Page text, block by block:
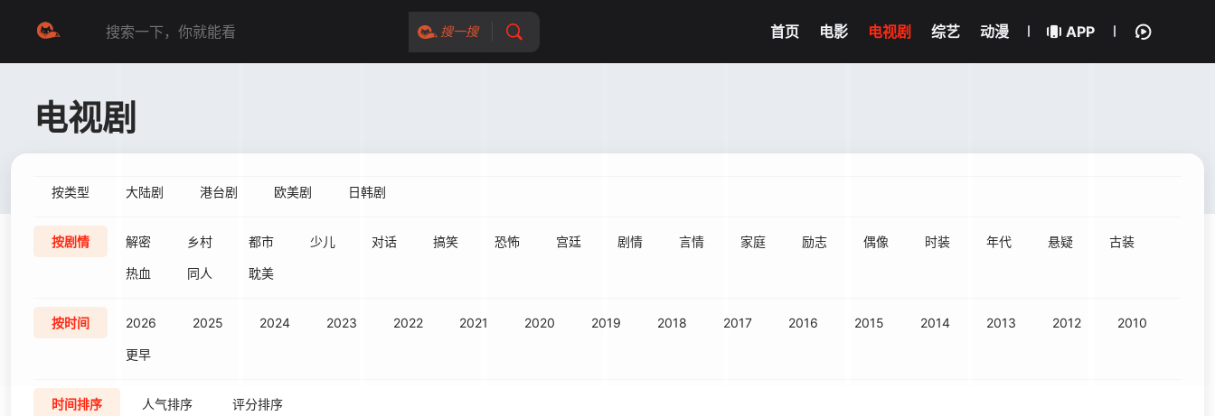
搜一搜 首页 电影 电视剧 综艺 动漫 APP
电视剧
按类型 大陆剧 港台剧 欧美剧 日韩剧
按剧情 解密 乡村 都市 少儿 对话 搞笑 恐怖 宫廷 剧情 言情 家庭 励志 偶像 时装 年代 悬疑 古装
热血 同人 耽美
按时间 2026 2025 2024 2023 2022 2021 2020 2019 2018 2017 2016 2015 2014 2013 2012 2010
更早
时间排序 人气排序 评分排序